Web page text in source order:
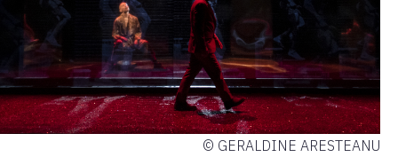
© GERALDINE ARESTEANU